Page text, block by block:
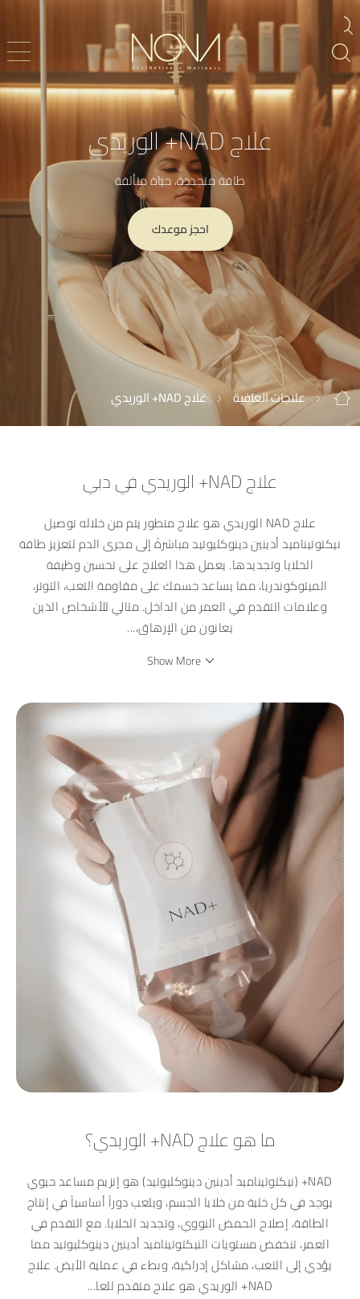
علاج NAD+ الوريدي
طاقة متجددة، حياة متألقة
احجز موعدك
علاجات العافية علاج NAD+ الوريدي
علاج NAD+ الوريدي في دبي
علاج NAD الوريدي هو علاج متطور يتم من خلاله توصيل
نيكتوتيناميد أدينين دينوكليوتيد مباشرةً إلى مجرى الدم لتعزيز طاقة
الخلايا وتجديدها. يعمل هذا العلاج على تحسين وظيفة
الميتوكوندريا، مما يساعد جسمك على مقاومة التعب، التوتر،
وعلامات التقدم في العمر من الداخل. مثالي للأشخاص الذين
يعانون من الإرهاق،...
Show More
ما هو علاج NAD+ الوريدي؟
NAD+ (نيكتوتيناميد أدينين دينوكليوتيد) هو إنزيم مساعد حيوي
يوجد في كل خلية من خلايا الجسم، ويلعب دوراً أساسياً في إنتاج
الطاقة، إصلاح الحمض النووي، وتجديد الخلايا. مع التقدم في
العمر، تنخفض مستويات النيكتوتيناميد أدينين دينوكليوتيد مما
يؤدي إلى التعب، مشاكل إدراكية، وبطء في عملية الأيض. علاج
NAD+ الوريدي هو علاج متقدم للعا
...